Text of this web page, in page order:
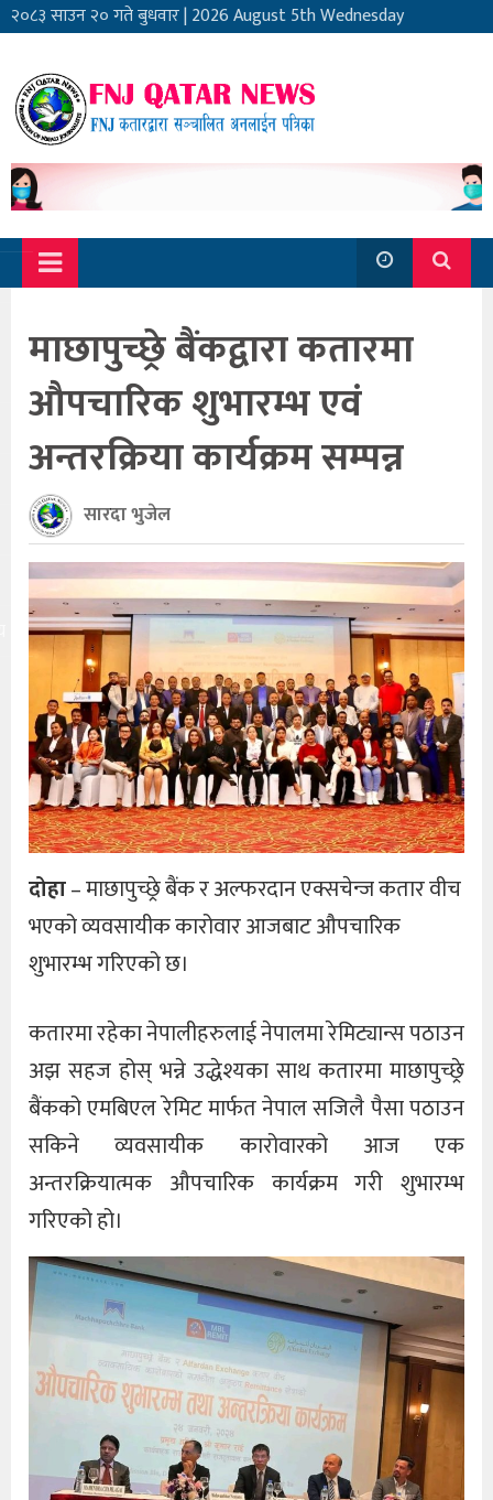
२०८३ साउन २० गते बुधवार|2026 August 5th Wednesday
माछापुच्छ्रे बैंकद्वारा कतारमा
औपचारिक शुभारम्भ एवं
अन्तरक्रिया कार्यक्रम सम्पन्न
सारदा भुजेल
दोहा– माछापुच्छ्रे बैंक र अल्फरदान एक्सचेन्ज कतार वीच
भएको व्यवसायीक कारोवार आजबाट औपचारिक
शुभारम्भ गरिएको छ।
कतारमा रहेका नेपालीहरुलाई नेपालमा रेमिट्यान्स पठाउन
अझ सहज होस् भन्ने उद्धेश्यका साथ कतारमा माछापुच्छ्रे
बैंकको एमबिएल रेमिट मार्फत नेपाल सजिलै पैसा पठाउन
सकिने व्यवसायीक कारोवारको आज एक
अन्तरक्रियात्मक औपचारिक कार्यक्रम गरी शुभारम्भ
गरिएको हो।